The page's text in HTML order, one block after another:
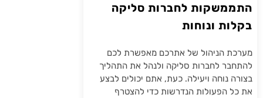
התממשקות לחברות סליקה
בקלות ונוחות
מערכת הניהול של אתרכם מאפשרת לכם
להתחבר לחברות סליקה ולנהל את התהליך
בצורה נוחה ויעילה. כעת, אתם יכולים לבצע
את כל הפעולות הנדרשות כדי להצטרף